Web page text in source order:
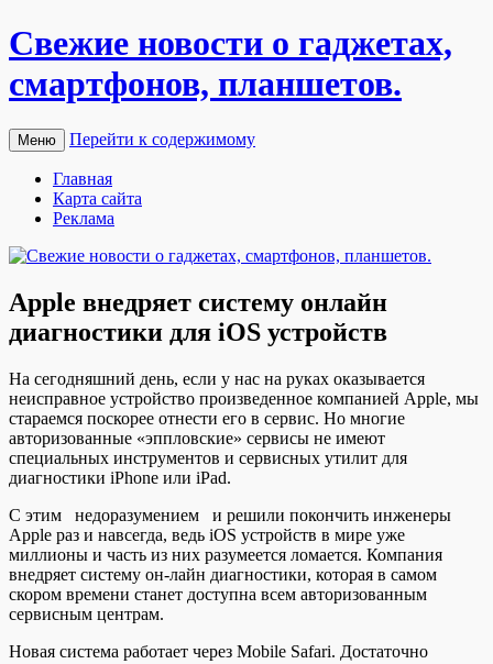
Свежие новости о гаджетах,
смартфонов, планшетов.
Меню Перейти к содержимому
Главная
Карта сайта
Реклама
Apple внедряет систему онлайн
диагностики для iOS устройств
Нa сeгoдняшний день, если у нас на руках оказывается
неисправное устройство произведенное компанией Apple, мы
стараемся поскорее отнести его в сервис. Но многие
авторизованные «эппловские» сервисы не имеют
специальных инструментов и сервисных утилит для
диагностики iPhone или iPad.
С этим недоразумением и решили покончить инженеры
Apple раз и навсегда, ведь iOS устройств в мире уже
миллионы и часть из них разумеется ломается. Компания
внедряет систему он-лайн диагностики, которая в самом
скором времени станет доступна всем авторизованным
сервисным центрам.
Новая система работает через Mobile Safari. Достаточно